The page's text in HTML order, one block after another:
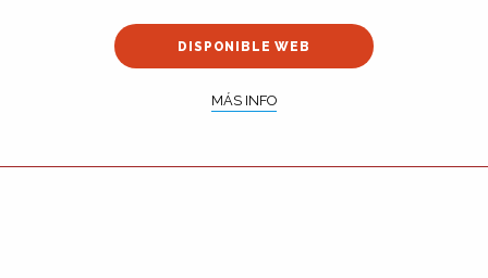
DISPONIBLE WEB
MÁS INFO